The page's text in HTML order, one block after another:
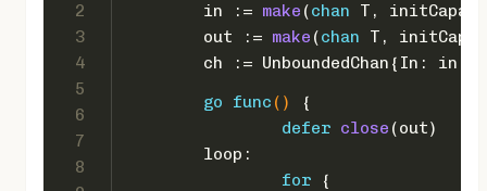
2
3
4
5
6
7
8
	in :=
make (chan T,
	out :=
make (chan T,
ch := UnboundedChan{In: in,
go
func ()
{
defer close (out)
	loop:
for {